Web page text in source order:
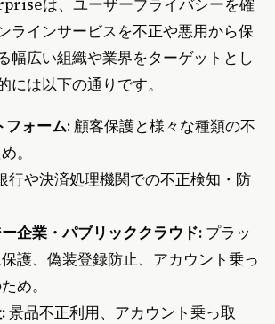
ラインサービスを不正や悪用から保
幅広い組織や業界をターゲットとし
には以下の通りです。
フォーム: 顧客保護と様々な種類の不
。
行や決済処理機関での不正検知・防
企業・パブリッククラウド: プラッ
保護、偽装登録防止、アカウント乗っ
め。
景品不正利用、アカウント乗っ取